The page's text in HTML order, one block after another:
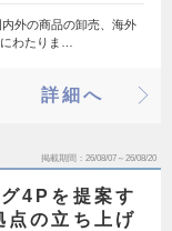
外の商品の卸売、海外
わたりま…
詳細へ
掲載期間 26/08/07～26/08/20
4Pを提案す
点の立ち上げ